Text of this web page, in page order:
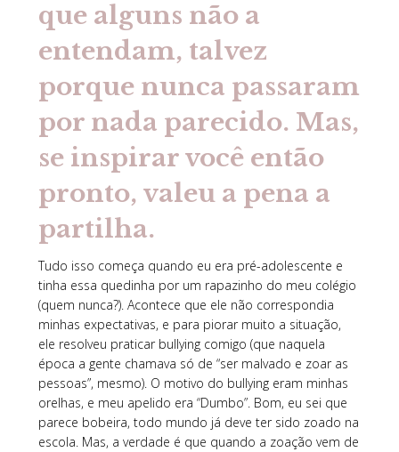
que alguns não a
entendam, talvez
porque nunca passaram
por nada parecido. Mas,
se inspirar você então
pronto, valeu a pena a
partilha.
Tudo isso começa quando eu era pré-adolescente e
tinha essa quedinha por um rapazinho do meu colégio
(quem nunca?). Acontece que ele não correspondia
minhas expectativas, e para piorar muito a situação,
ele resolveu praticar bullying comigo (que naquela
época a gente chamava só de “ser malvado e zoar as
pessoas”, mesmo). O motivo do bullying eram minhas
orelhas, e meu apelido era “Dumbo”. Bom, eu sei que
parece bobeira, todo mundo já deve ter sido zoado na
escola. Mas, a verdade é que quando a zoação vem de